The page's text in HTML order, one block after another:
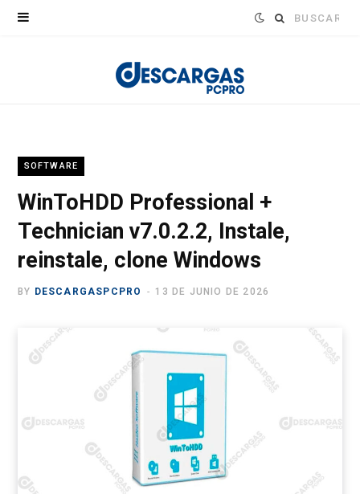
Buscar:
SOFTWARE
WinToHDD Professional +
Technician v7.0.2.2, Instale,
reinstale, clone Windows
BY DESCARGASPCPRO 13 DE JUNIO DE 2026